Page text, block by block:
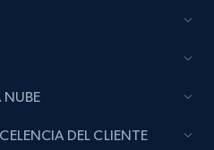
Initial price, Final
NUBE
DEL CLIENTE